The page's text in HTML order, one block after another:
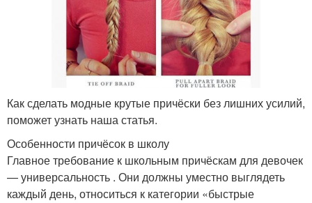
Как сделать модные крутые причёски без лишних усилий,
поможет узнать наша статья.
Особенности причёсок в школу
Главное требование к школьным причёскам для девочек
— универсальность . Они должны уместно выглядеть
каждый день, относиться к категории «быстрые